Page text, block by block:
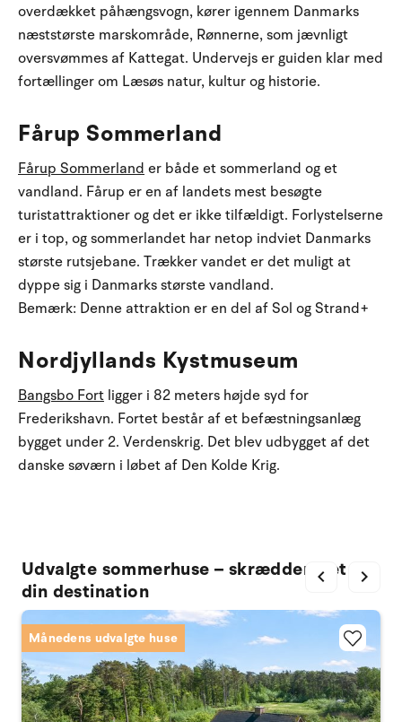
overdækket påhængsvogn, kører igennem Danmarks
næststørste marskområde, Rønnerne, som jævnligt
oversvømmes af Kattegat. Undervejs er guiden klar med
fortællinger om Læsøs natur, kultur og historie.
Fårup Sommerland
Fårup Sommerlander både et sommerland og et
vandland. Fårup er en af landets mest besøgte
turistattraktioner og det er ikke tilfældigt. Forlystelserne
er i top, og sommerlandet har netop indviet Danmarks
største rutsjebane. Trækker vandet er det muligt at
dyppe sig i Danmarks største vandland.
Bemærk: Denne attraktion er en del af Sol og Strand+
Nordjyllands Kystmuseum
Bangsbo Fort ligger i 82 meters højde syd for
Frederikshavn. Fortet består af et befæstningsanlæg
bygget under 2. Verdenskrig. Det blev udbygget af det
danske søværn i løbet af Den Kolde Krig.
Udvalgte sommerhuse – skræddersyet til
din destination
Månedens udvalgte huse
chevron_left chevron_right